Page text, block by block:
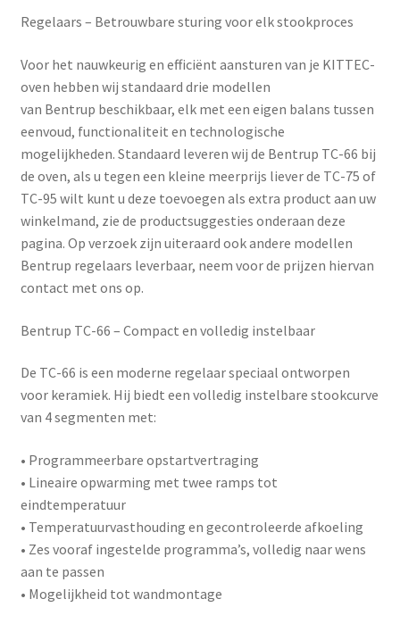
Regelaars – Betrouwbare sturing voor elk stookproces
Voor het nauwkeurig en efficiënt aansturen van je KITTEC-
oven hebben wij standaard drie modellen
van Bentrup beschikbaar, elk met een eigen balans tussen
eenvoud, functionaliteit en technologische
mogelijkheden. Standaard leveren wij de Bentrup TC-66 bij
de oven, als u tegen een kleine meerprijs liever de TC-75 of
TC-95 wilt kunt u deze toevoegen als extra product aan uw
winkelmand, zie de productsuggesties onderaan deze
pagina. Op verzoek zijn uiteraard ook andere modellen
Bentrup regelaars leverbaar, neem voor de prijzen hiervan
contact met ons op.
Bentrup TC-66 – Compact en volledig instelbaar
De TC-66 is een moderne regelaar speciaal ontworpen
voor keramiek. Hij biedt een volledig instelbare stookcurve
van 4 segmenten met:
• Programmeerbare opstartvertraging
• Lineaire opwarming met twee ramps tot
eindtemperatuur
• Temperatuurvasthouding en gecontroleerde afkoeling
• Zes vooraf ingestelde programma’s, volledig naar wens
aan te passen
• Mogelijkheid tot wandmontage